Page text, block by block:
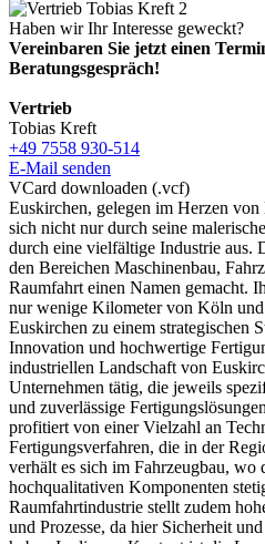
Haben wir Ihr Interesse geweckt?
Vereinbaren Sie jetzt einen
Beratungsgespräch!
Vertrieb
Tobias Kreft
+49 7558 930-514
E-Mail senden
VCard downloaden (.vcf)
Euskirchen, gelegen im Herzen
sich nicht nur durch seine
durch eine vielfältige Industrie aus.
den Bereichen Maschinenbau,
Raumfahrt einen Namen gemacht.
nur wenige Kilometer von Köln
Euskirchen zu einem strategischen
Innovation und hochwertige
industriellen Landschaft von
Unternehmen tätig, die jeweils
und zuverlässige
profitiert von einer Vielzahl an
Fertigungsverfahren, die in der
verhält es sich im Fahrzeugbau, wo
hochqualitativen Komponenten
Raumfahrtindustrie stellt zudem
und Prozesse, da hier Sicherheit